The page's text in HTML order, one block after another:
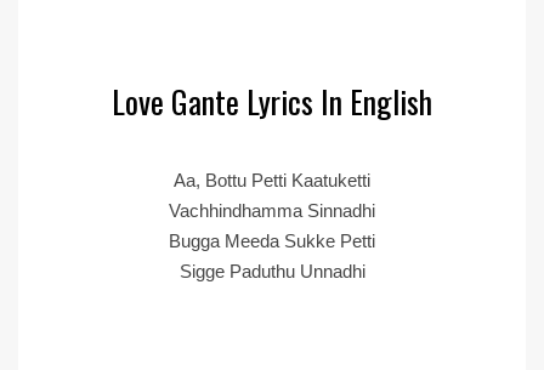
Love Gante Lyrics In English
Aa, Bottu Petti Kaatuketti
Vachhindhamma Sinnadhi
Bugga Meeda Sukke Petti
Sigge Paduthu Unnadhi